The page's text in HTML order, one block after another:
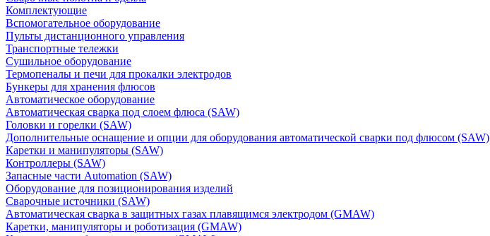
Комплектующие
Вспомогательное оборудование
Пульты дистанционного управления
Транспортные тележки
Сушильное оборудование
Термопеналы и печи для прокалки электродов
Бункеры для хранения флюсов
Автоматическое оборудование
Автоматическая сварка под слоем флюса (SAW)
Головки и горелки (SAW)
Дополнительные оснащение и опции для оборудования автоматической сварки под флюсом (SAW)
Каретки и манипуляторы (SAW)
Контроллеры (SAW)
Запасные части Automation (SAW)
Оборудование для позиционирования изделий
Сварочные источники (SAW)
Автоматическая сварка в защитных газах плавящимся электродом (GMAW)
Каретки, манипуляторы и роботизация (GMAW)